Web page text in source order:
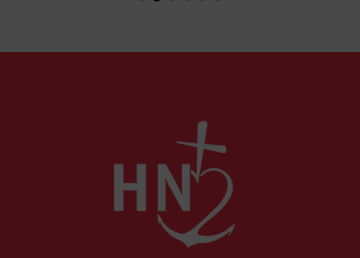
l’autorité judiciaire pour fustiger